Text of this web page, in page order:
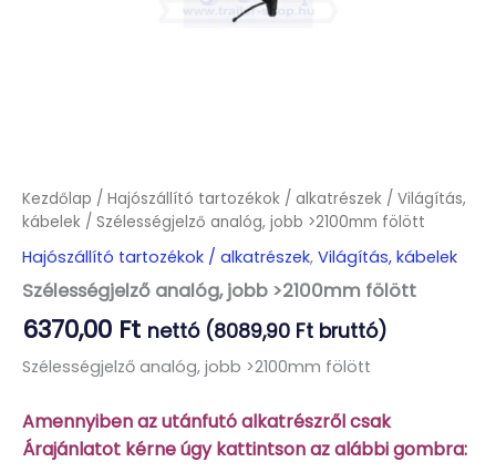
Kezdőlap / Hajószállító tartozékok / alkatrészek / Világítás,
kábelek / Szélességjelző analóg, jobb >2100mm fölött
Hajószállító tartozékok / alkatrészek, Világítás, kábelek
Szélességjelző analóg, jobb >2100mm fölött
6370,00 Ft nettó (8089,90 Ft bruttó)
Szélességjelző analóg, jobb >2100mm fölött
Amennyiben az utánfutó alkatrészről csak
Árajánlatot kérne úgy kattintson az alábbi gombra: